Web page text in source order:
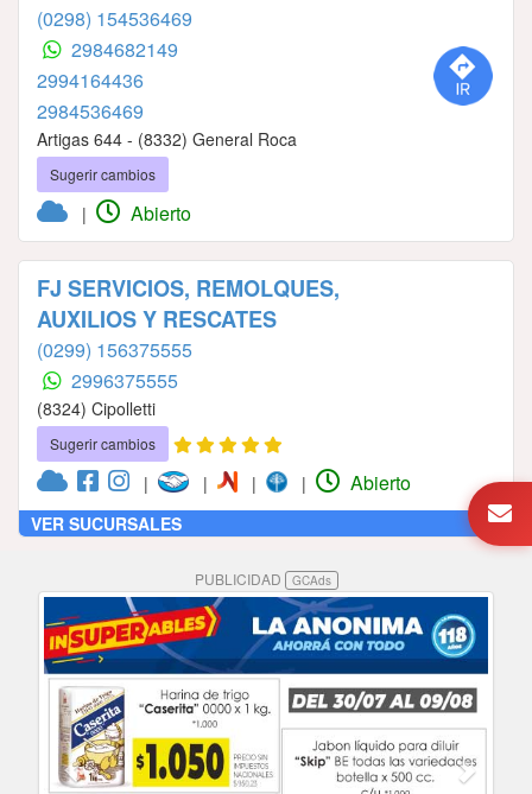
(0298) 154536469
2984682149
2994164436
2984536469
Artigas 644 - (8332) General Roca
Sugerir cambios
| Abierto
FJ SERVICIOS, REMOLQUES,
AUXILIOS Y RESCATES
(0299) 156375555
2996375555
(8324) Cipolletti
Sugerir cambios
| | | | Abierto
VER SUCURSALES
PUBLICIDAD GCAds